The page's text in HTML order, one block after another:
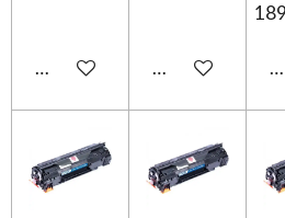
Ajouter au panierAjouter au panier